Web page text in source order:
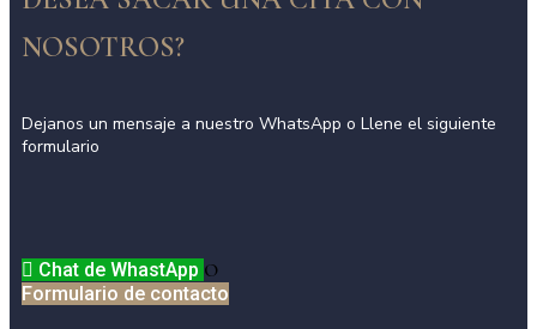
NOSOTROS?
Dejanos un mensaje a nuestro WhatsApp o Llene el siguiente
formulario
Chat de WhastApp O
Formulario de contacto